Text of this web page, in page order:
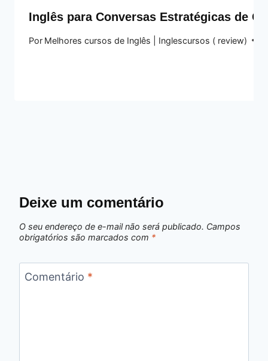
Inglês para Conversas Estratégicas de
Por Melhores cursos de Inglês | Inglescursos ( review)
Deixe um comentário
O seu endereço de e-mail não será publicado. Campos
obrigatórios são marcados com *
Comentário *